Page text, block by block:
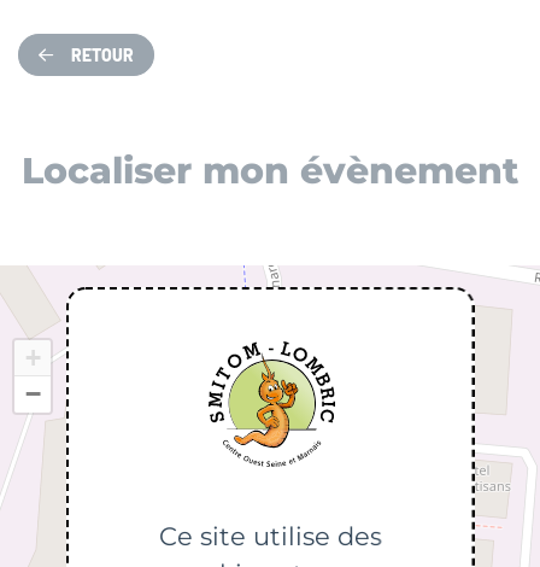
RETOUR
Localiser mon évènement
+
−
Ce site utilise des